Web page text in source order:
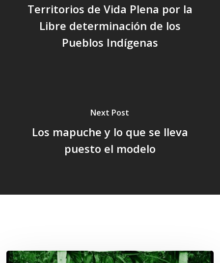
Territorios de Vida Plena por la
Libre determinación de los
Pueblos Indígenas
Next Post
Los mapuche y lo que se lleva
puesto el modelo
Lof